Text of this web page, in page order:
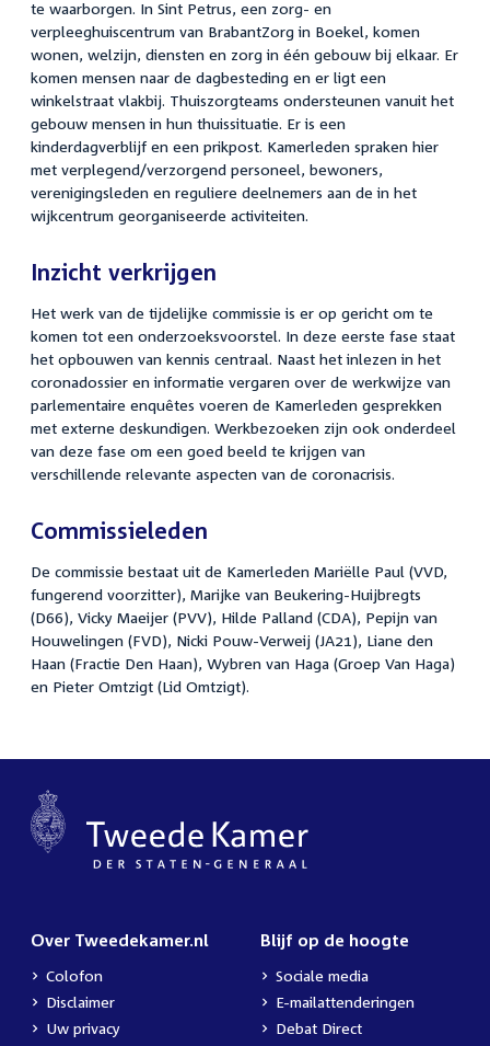
te waarborgen. In Sint Petrus, een zorg- en
verpleeghuiscentrum van BrabantZorg in Boekel, komen
wonen, welzijn, diensten en zorg in één gebouw bij elkaar. Er
komen mensen naar de dagbesteding en er ligt een
winkelstraat vlakbij. Thuiszorgteams ondersteunen vanuit het
gebouw mensen in hun thuissituatie. Er is een
kinderdagverblijf en een prikpost. Kamerleden spraken hier
met verplegend/verzorgend personeel, bewoners,
verenigingsleden en reguliere deelnemers aan de in het
wijkcentrum georganiseerde activiteiten.
Inzicht verkrijgen
Het werk van de tijdelijke commissie is er op gericht om te
komen tot een onderzoeksvoorstel. In deze eerste fase staat
het opbouwen van kennis centraal. Naast het inlezen in het
coronadossier en informatie vergaren over de werkwijze van
parlementaire enquêtes voeren de Kamerleden gesprekken
met externe deskundigen. Werkbezoeken zijn ook onderdeel
van deze fase om een goed beeld te krijgen van
verschillende relevante aspecten van de coronacrisis.
Commissieleden
De commissie bestaat uit de Kamerleden Mariëlle Paul (VVD,
fungerend voorzitter), Marijke van Beukering-Huijbregts
(D66), Vicky Maeijer (PVV), Hilde Palland (CDA), Pepijn van
Houwelingen (FVD), Nicki Pouw-Verweij (JA21), Liane den
Haan (Fractie Den Haan), Wybren van Haga (Groep Van Haga)
en Pieter Omtzigt (Lid Omtzigt).
Over Tweedekamer.nl
Colofon
Disclaimer
Uw privacy
Blijf op de hoogte
Sociale media
E-mailattenderingen
Debat Direct